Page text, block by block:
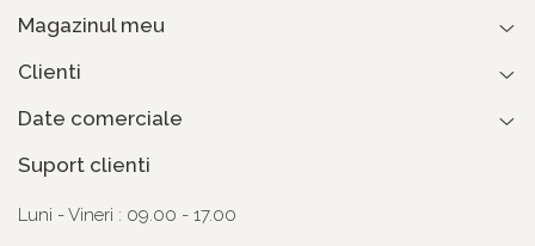
Magazinul meu
Clienti
Date comerciale
Suport clienti
Luni - Vineri : 09.00 - 17.00